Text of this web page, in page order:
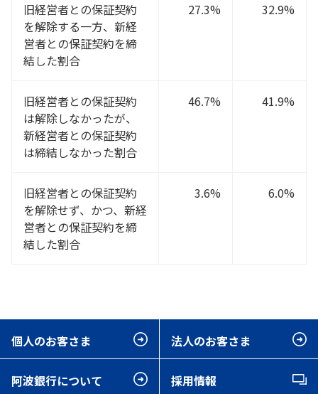
旧経営者との保証契約
を解除する一方、新経
営者との保証契約を締
結した割合
27.3% 32.9%
旧経営者との保証契約
は解除しなかったが、
新経営者との保証契約
は締結しなかった割合
46.7% 41.9%
旧経営者との保証契約
を解除せず、かつ、新経
営者との保証契約を締
結した割合
3.6% 6.0%
個人のお客さま 法人のお客さま
阿波銀行について 採用情報